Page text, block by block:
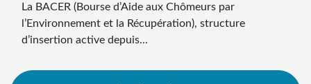
La BACER (Bourse d’Aide aux Chômeurs par
l’Environnement et la Récupération), structure
d’insertion active depuis...